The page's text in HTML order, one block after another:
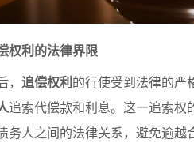
权利的法律界限
追偿权利的行使受到法律的严
追索代偿款和利息。这一追索权
务人之间的法律关系，避免逾越